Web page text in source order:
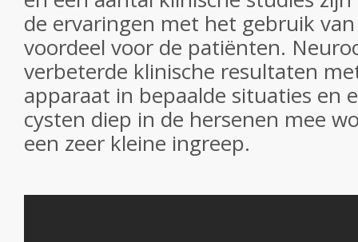
de ervaringen met het gebruik
voordeel voor de patiënten.
verbeterde klinische resultaten
apparaat in bepaalde situaties en
cysten diep in de hersenen mee
een zeer kleine ingreep.